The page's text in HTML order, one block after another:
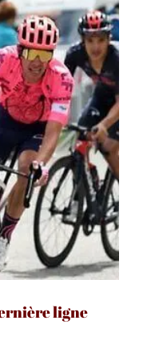
ligne